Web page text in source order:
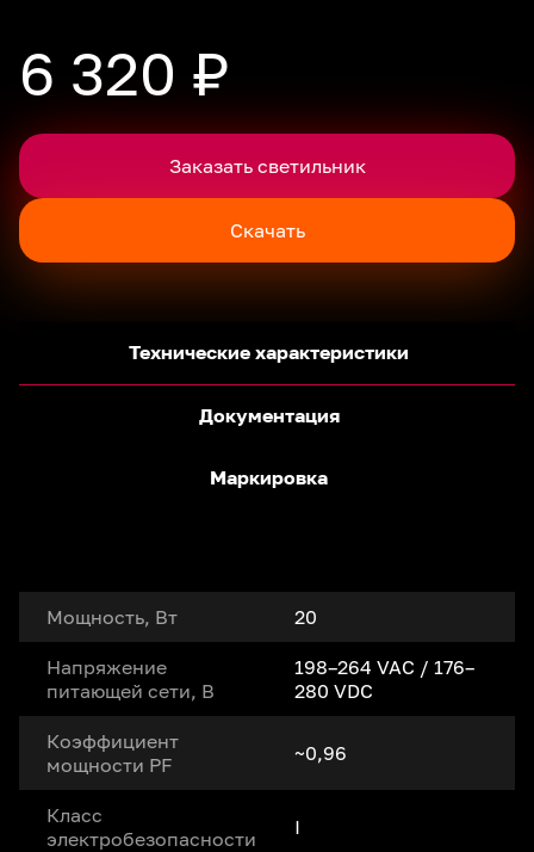
6 320 ₽
Заказать светильник
Скачать
Технические характеристики
Документация
Маркировка
Мощность, Вт 20
Напряжение
питающей сети, В
198–264 VAC / 176–
280 VDC
Коэффициент
мощности PF
~0,96
Класс
электробезопасности
I